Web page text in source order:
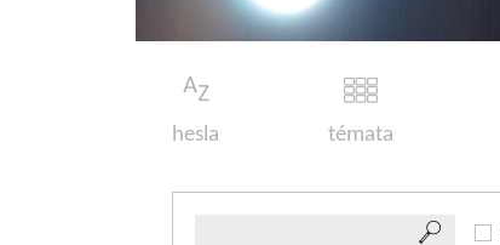
hesla témata